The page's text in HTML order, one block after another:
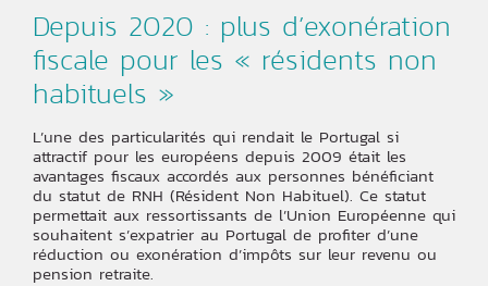
Depuis 2020 : plus d’exonération
fiscale pour les « résidents non
habituels »
L’une des particularités qui rendait le Portugal si
attractif pour les européens depuis 2009 était les
avantages fiscaux accordés aux personnes bénéficiant
du statut de RNH (Résident Non Habituel). Ce statut
permettait aux ressortissants de l’Union Européenne qui
souhaitent s’expatrier au Portugal de profiter d’une
réduction ou exonération d’impôts sur leur revenu ou
pension retraite.